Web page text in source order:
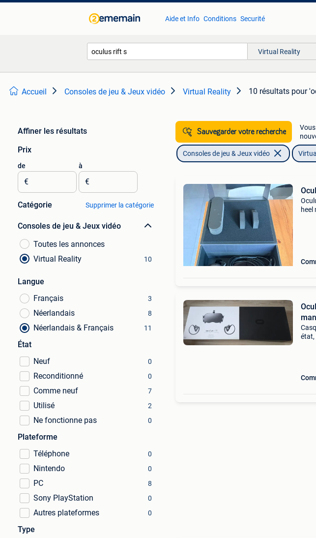
Aide et Info Conditions Securité
Virtual Reality
Accueil Consoles de jeu & Jeux vidéo Virtual Reality 10 résultats pour
Affiner les résultats
Prix
de
€
à
€
Catégorie Supprimer la catégorie
Consoles de jeu & Jeux vidéo
Toutes les annonces
Virtual Reality
10
Langue
Français
3
Néerlandais 8
Néerlandais & Français 11
État
Neuf
0
Reconditionné 0
Comme neuf 7
Utilisé 2
Ne fonctionne pas 0
Plateforme
Téléphone
0
Nintendo 0
PC 8
Sony PlayStation 0
Autres plateformes 0
Type
Sauvegarder votre recherche
Consoles de jeu & Jeux vidéo
heel
état,